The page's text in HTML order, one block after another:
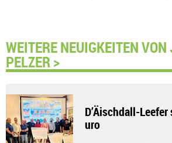
WEITERE NEUIGKEITEN
PELZER >
D’Äischdall-
uro